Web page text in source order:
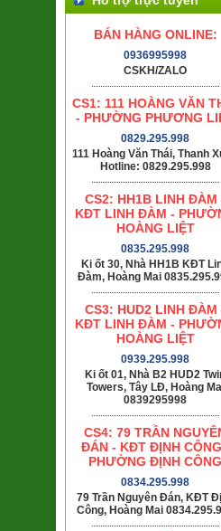
BÁN HÀNG ONLINE:
0936995998
CSKH/ZALO
CS1: 111 HOÀNG VĂN
- PHƯỜNG PHƯƠNG
0829.295.998
111 Hoàng Văn Thái, Thanh
Hotline: 0829.295.998
CS2: HH1B LINH ĐÀM
KĐT LINH ĐÀM -
HOÀNG LIỆT
0835.295.998
Ki ốt 30, Nhà HH1B KĐT
Đàm, Hoàng Mai
CS3: HUD2 LINH ĐÀM
KĐT LINH ĐÀM -
HOÀNG LIỆT
0939.295.998
Ki ốt 01, Nhà B2 HUD2
Towers, Tây LĐ, Hoàng
0839295998
CS4: 79 TRẦN
ĐÁN - KĐT ĐỊNH
PHƯỜNG ĐỊNH CÔNG
0834.295.998
79 Trần Nguyên Đán, KĐT
Công, Hoàng Mai